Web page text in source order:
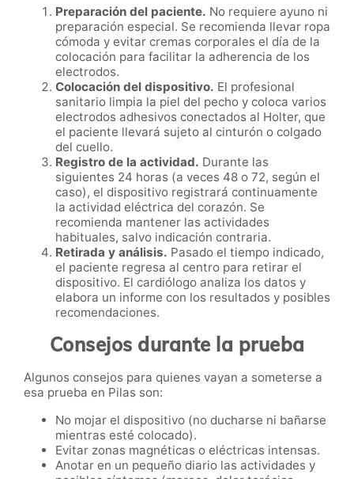
Preparación del paciente. No requiere ayuno ni
preparación especial. Se recomienda llevar ropa
cómoda y evitar cremas corporales el día de la
colocación para facilitar la adherencia de los
electrodos.
Colocación del dispositivo. El profesional
sanitario limpia la piel del pecho y coloca varios
electrodos adhesivos conectados al Holter, que
el paciente llevará sujeto al cinturón o colgado
del cuello.
Registro de la actividad. Durante las
siguientes 24 horas (a veces 48 o 72, según el
caso), el dispositivo registrará continuamente
la actividad eléctrica del corazón. Se
recomienda mantener las actividades
habituales, salvo indicación contraria.
Retirada y análisis. Pasado el tiempo indicado,
el paciente regresa al centro para retirar el
dispositivo. El cardiólogo analiza los datos y
elabora un informe con los resultados y posibles
recomendaciones.
Consejos durante la prueba
Algunos consejos para quienes vayan a someterse a
esa prueba en Pilas son:
No mojar el dispositivo (no ducharse ni bañarse
mientras esté colocado).
Evitar zonas magnéticas o eléctricas intensas.
Anotar en un pequeño diario las actividades y